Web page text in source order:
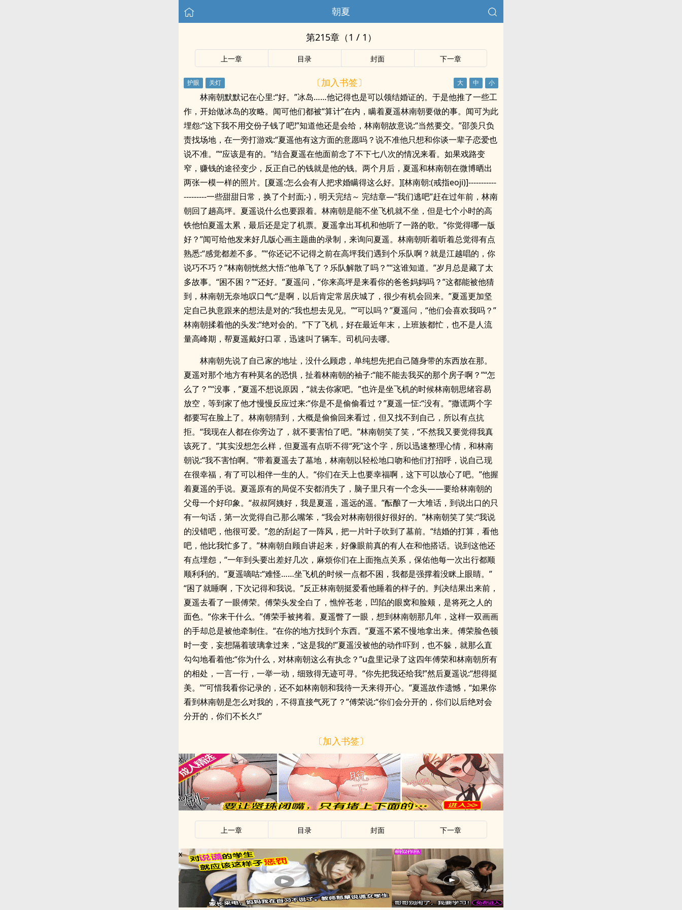
朝夏
第215章（1 / 1）
上一章 目录 封面 下一章
〔加入书签〕
林南朝默默记在心里:“好。”冰岛……他记得也是可以领结婚证的。于是他推了一些工
作，开始做冰岛的攻略。闻可他们都被“算计”在内，瞒着夏遥林南朝要做的事。闻可为此
埋怨:“这下我不用交份子钱了吧!”知道他还是会给，林南朝故意说:“当然要交。”邵羡只负
责找场地，在一旁打游戏:“夏遥他有这方面的意愿吗？说不准他只想和你谈一辈子恋爱也
说不准。”“应该是有的。”结合夏遥在他面前念了不下七八次的情况来看。如果戏路变
窄，赚钱的途径变少，反正自己的钱就是他的钱。两个月后，夏遥和林南朝在微博晒出
两张一模一样的照片。[夏遥:怎么会有人把求婚瞒得这么好。][林南朝:(戒指eoji)]-----------
---------一些甜甜日常，换了个封面;-)，明天完结～ 完结章—“我们逃吧”赶在过年前，林南
朝回了趟高坪。夏遥说什么也要跟着。林南朝是能不坐飞机就不坐，但是七个小时的高
铁他怕夏遥太累，最后还是定了机票。夏遥拿出耳机和他听了一路的歌。“你觉得哪一版
好？”闻可给他发来好几版心画主题曲的录制，来询问夏遥。林南朝听着听着总觉得有点
熟悉:“感觉都差不多。”“你还记不记得之前在高坪我们遇到个乐队啊？就是江越唱的，你
说巧不巧？”林南朝恍然大悟:“他单飞了？乐队解散了吗？”“这谁知道。”岁月总是藏了太
多故事。“困不困？”“还好。”夏遥问，“你来高坪是来看你的爸爸妈妈吗？”这都能被他猜
到，林南朝无奈地叹口气:“是啊，以后肯定常居庆城了，很少有机会回来。”夏遥更加坚
定自己执意跟来的想法是对的:“我也想去见见。”“可以吗？”夏遥问，“他们会喜欢我吗？”
林南朝揉着他的头发:“绝对会的。”下了飞机，好在最近年末，上班族都忙，也不是人流
量高峰期，帮夏遥戴好口罩，迅速叫了辆车。司机问去哪。
林南朝先说了自己家的地址，没什么顾虑，单纯想先把自己随身带的东西放在那。
夏遥对那个地方有种莫名的恐惧，扯着林南朝的袖子:“能不能去我买的那个房子啊？”“怎
么了？”“没事，”夏遥不想说原因，“就去你家吧。”也许是坐飞机的时候林南朝思绪容易
放空，等到家了他才慢慢反应过来:“你是不是偷偷看过？”夏遥一怔:“没有。”撒谎两个字
都要写在脸上了。林南朝猜到，大概是偷偷回来看过，但又找不到自己，所以有点抗
拒。“我现在人都在你旁边了，就不要害怕了吧。”林南朝笑了笑，“不然我又要觉得我真
该死了。”其实没想怎么样，但夏遥有点听不得“死”这个字，所以迅速整理心情，和林南
朝说:“我不害怕啊。”带着夏遥去了墓地，林南朝以轻松地口吻和他们打招呼，说自己现
在很幸福，有了可以相伴一生的人。“你们在天上也要幸福啊，这下可以放心了吧。”他握
着夏遥的手说。夏遥原有的局促不安都消失了，脑子里只有一个念头——要给林南朝的
父母一个好印象。“叔叔阿姨好，我是夏遥，遥远的遥。”酝酿了一大堆话，到说出口的只
有一句话，第一次觉得自己那么嘴笨，“我会对林南朝很好很好的。”林南朝笑了笑:“我说
的没错吧，他很可爱。”忽的刮起了一阵风，把一片叶子吹到了墓前。“结婚的打算，看他
吧，他比我忙多了。”林南朝自顾自讲起来，好像眼前真的有人在和他搭话。说到这他还
有点埋怨，“一年到头要出差好几次，麻烦你们在上面拖点关系，保佑他每一次出行都顺
顺利利的。”夏遥嘀咕:“难怪……坐飞机的时候一点都不困，我都是强撑着没眯上眼睛。”
“困了就睡啊，下次记得和我说。”反正林南朝挺爱看他睡着的样子的。判决结果出来前，
夏遥去看了一眼傅荣。傅荣头发全白了，憔悴苍老，凹陷的眼窝和脸颊，是将死之人的
面色。“你来干什么。”傅荣手被拷着。夏遥瞥了一眼，想到林南朝那几年，这样一双画画
的手却总是被他牵制住。“在你的地方找到个东西。”夏遥不紧不慢地拿出来。傅荣脸色顿
时一变，妄想隔着玻璃拿过来，“这是我的!”夏遥没被他的动作吓到，也不躲，就那么直
勾勾地看着他:“你为什么，对林南朝这么有执念？”u盘里记录了这四年傅荣和林南朝所有
的相处，一言一行，一举一动，细致得无迹可寻。“你先把我还给我!”然后夏遥说:“想得挺
美。”“可惜我看你记录的，还不如林南朝和我待一天来得开心。”夏遥故作遗憾，“如果你
看到林南朝是怎么对我的，不得直接气死了？”傅荣说:“你们会分开的，你们以后绝对会
分开的，你们不长久!”
〔加入书签〕
x
上一章 目录 封面 下一章
x